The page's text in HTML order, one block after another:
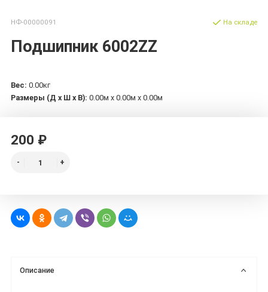
НФ-00000091
Подшипник 6002ZZ
На складе
Вес: 0.00кг
Размеры (Д х Ш х В): 0.00м x 0.00м x 0.00м
200 ₽
Описание